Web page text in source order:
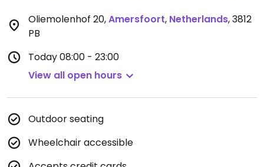
Oliemolenhof 20,Amersfoort, Netherlands,3812
PB
Today08:00 - 23:00
View all open hours
Outdoor seating
Wheelchair accessible